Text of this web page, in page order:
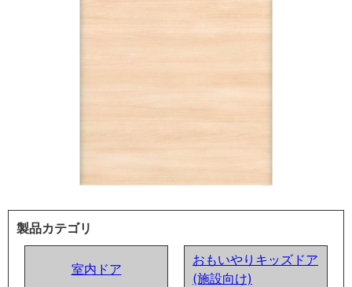
製品カテゴリ
室内ドア
おもいやりキッズドア
(施設向け)